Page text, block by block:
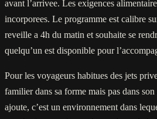
avant l’arrivee. Les exigences
incorporees. Le programme est calibre
reveille a 4h du matin et souhaite se
quelqu’un est disponible pour
Pour les voyageurs habitues des jets
familier dans sa forme mais pas dans
ajoute, c’est un environnement dans